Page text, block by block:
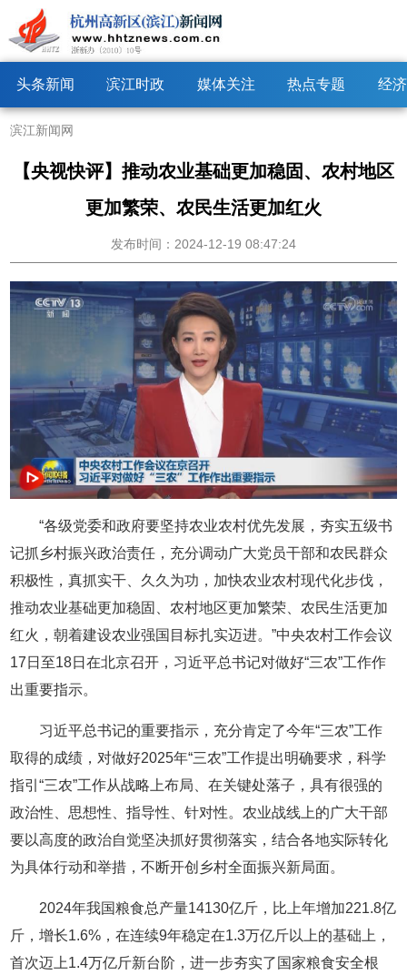
头条新闻 滨江时政 媒体关注 热点专题 经
滨江新闻网
【央视快评】推动农业基础更加稳固、农村地区
更加繁荣、农民生活更加红火
发布时间：2024-12-19 08:47:24
“各级党委和政府要坚持农业农村优先发展，夯实五级书
记抓乡村振兴政治责任，充分调动广大党员干部和农民群众
积极性，真抓实干、久久为功，加快农业农村现代化步伐，
推动农业基础更加稳固、农村地区更加繁荣、农民生活更加
红火，朝着建设农业强国目标扎实迈进。”中央农村工作会议
17日至18日在北京召开，习近平总书记对做好“三农”工作作
出重要指示。
习近平总书记的重要指示，充分肯定了今年“三农”工作
取得的成绩，对做好2025年“三农”工作提出明确要求，科学
指引“三农”工作从战略上布局、在关键处落子，具有很强的
政治性、思想性、指导性、针对性。农业战线上的广大干部
要以高度的政治自觉坚决抓好贯彻落实，结合各地实际转化
为具体行动和举措，不断开创乡村全面振兴新局面。
2024年我国粮食总产量14130亿斤，比上年增加221.8亿
斤，增长1.6%，在连续9年稳定在1.3万亿斤以上的基础上，
首次迈上1.4万亿斤新台阶，进一步夯实了国家粮食安全根